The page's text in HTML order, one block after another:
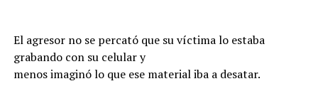
El agresor no se percató que su víctima lo estaba
grabando con su celular y
menos imaginó lo que ese material iba a desatar.